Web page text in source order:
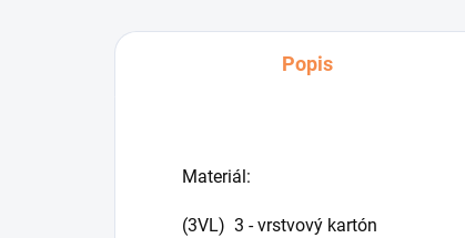
Popis
Materiál:
(3VL) 3 - vrstvový kartón